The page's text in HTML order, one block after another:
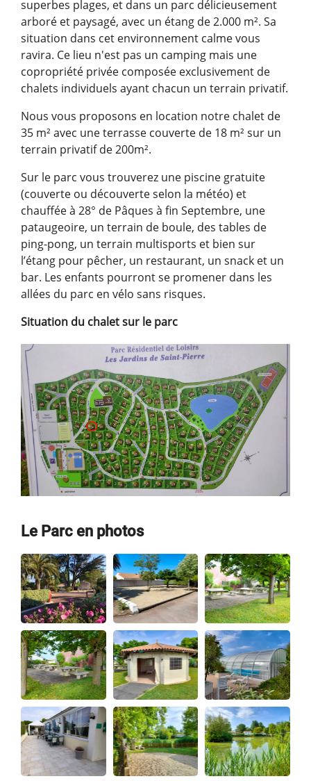
superbes plages, et dans un parc délicieusement
arboré et paysagé, avec un étang de 2.000 m². Sa
situation dans cet environnement calme vous
ravira. Ce lieu n'est pas un camping mais une
copropriété privée composée exclusivement de
chalets individuels ayant chacun un terrain privatif.
Nous vous proposons en location notre chalet de
35 m² avec une terrasse couverte de 18 m² sur un
terrain privatif de 200m².
Sur le parc vous trouverez une piscine gratuite
(couverte ou découverte selon la météo) et
chauffée à 28° de Pâques à fin Septembre, une
pataugeoire, un terrain de boule, des tables de
ping-pong, un terrain multisports et bien sur
l’étang pour pêcher, un restaurant, un snack et un
bar. Les enfants pourront se promener dans les
allées du parc en vélo sans risques.
Situation du chalet sur le parc
Le Parc en photos